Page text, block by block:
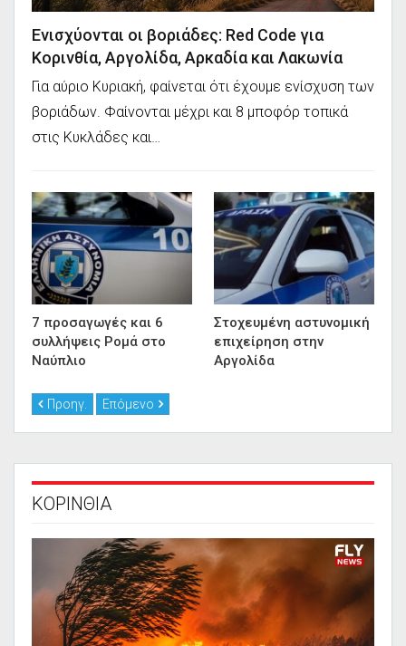
Ενισχύονται οι βοριάδες: Red Code για
Κορινθία, Αργολίδα, Αρκαδία και Λακωνία
Για αύριο Κυριακή, φαίνεται ότι έχουμε ενίσχυση των
βοριάδων. Φαίνονται μέχρι και 8 μποφόρ τοπικά
στις Κυκλάδες και…
7 προσαγωγές και 6
συλλήψεις Ρομά στο
Ναύπλιο
Στοχευμένη αστυνομική
επιχείρηση στην
Αργολίδα
Προηγ. Επόμενο
ΚΟΡΙΝΘΙΑ